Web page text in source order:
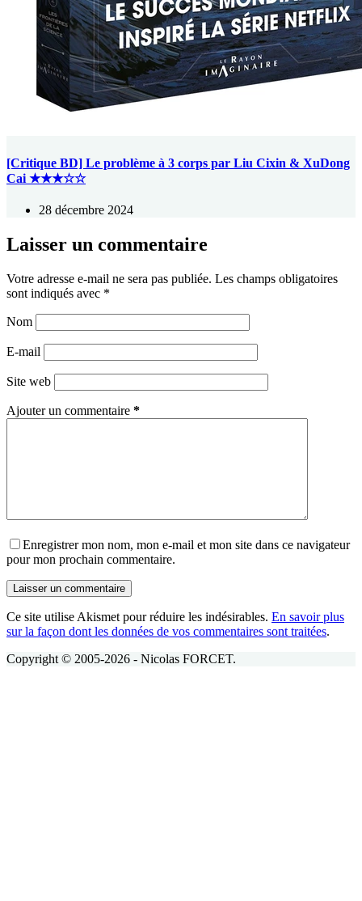
[Critique BD] Le problème à 3 corps par Liu Cixin & XuDong
Cai ★★★☆☆
28 décembre 2024
Laisser un commentaire
Votre adresse e-mail ne sera pas publiée. Les champs obligatoires
sont indiqués avec *
Nom
E-mail
Site web
Ajouter un commentaire *
Enregistrer mon nom, mon e-mail et mon site dans ce navigateur
pour mon prochain commentaire.
Laisser un commentaire
Ce site utilise Akismet pour réduire les indésirables. En savoir plus
sur la façon dont les données de vos commentaires sont traitées.
Copyright © 2005-2026 - Nicolas FORCET.